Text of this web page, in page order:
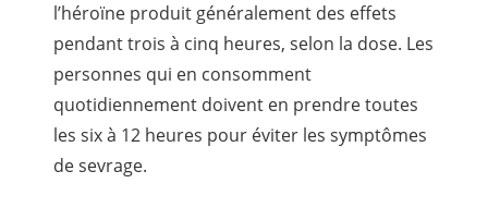
l’héroïne produit généralement des effets
pendant trois à cinq heures, selon la dose. Les
personnes qui en consomment
quotidiennement doivent en prendre toutes
les six à 12 heures pour éviter les symptômes
de sevrage.